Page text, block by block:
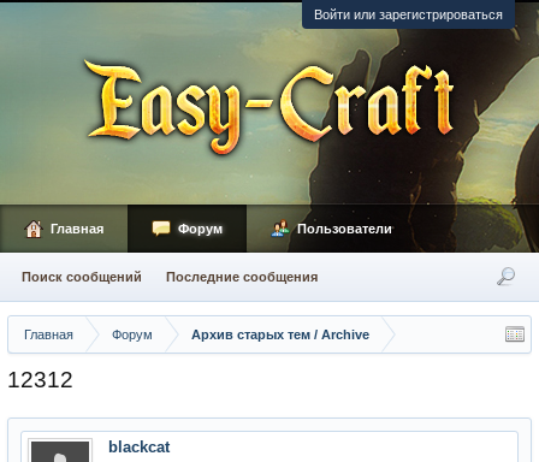
Войти или зарегистрироваться
Главная Форум Архив старых тем / Archive
12312
blackcat
Главная Форум
Поиск сообщений Последние сообщения
Пользователи